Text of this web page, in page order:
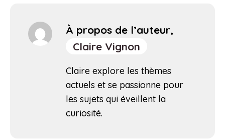
À propos de l’auteur,
Claire Vignon
Claire explore les thèmes
actuels et se passionne pour
les sujets qui éveillent la
curiosité.